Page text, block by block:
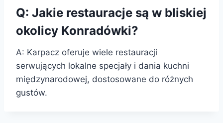
Q: Jakie restauracje są w bliskiej
okolicy Konradówki?
A: Karpacz oferuje wiele restauracji
serwujących lokalne specjały i dania kuchni
międzynarodowej, dostosowane do różnych
gustów.